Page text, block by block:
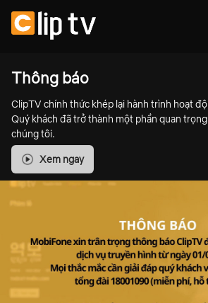
Thông báo
ClipTV chính thức khép lại hành trình hoạt
Quý khách đã trở thành một phần quan
chúng tôi.
Xem ngay